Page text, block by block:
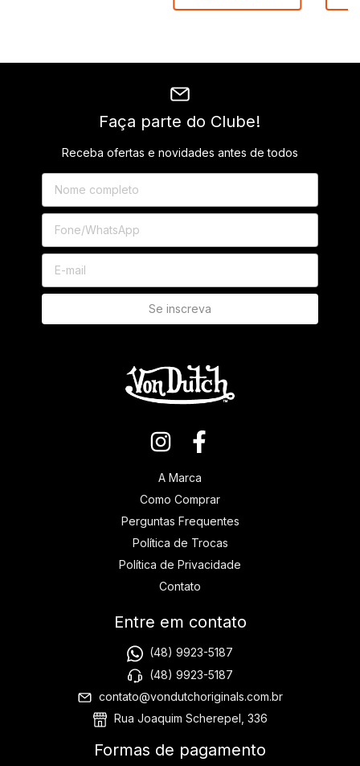
Faça parte do Clube!
Receba ofertas e novidades antes de todos
A Marca
Como Comprar
Perguntas Frequentes
Política de Trocas
Política de Privacidade
Contato
Entre em contato
(48) 9923-5187
(48) 9923-5187
contato@vondutchoriginals.com.br
Rua Joaquim Scherepel, 336
Formas de pagamento